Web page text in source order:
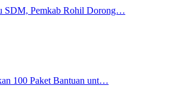
SDM, Pemkab Rohil Dorong…
100 Paket Bantuan unt…